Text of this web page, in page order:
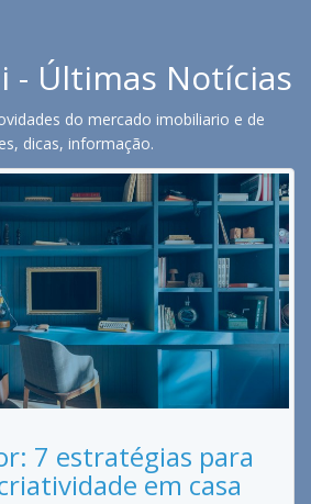
- Últimas Notícias
do mercado imobiliario e de
dicas, informação.
7 estratégias para
em casa